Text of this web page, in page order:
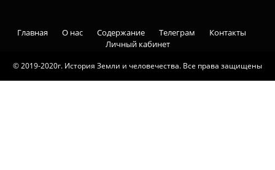
© 2019-2020г. История Земли и человечества. Все права защищены
Главная О нас Содержание Телеграм
Контакты
Личный кабинет